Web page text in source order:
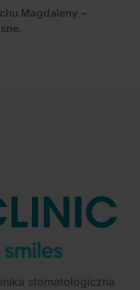
Magdaleny –
stomatologiczna